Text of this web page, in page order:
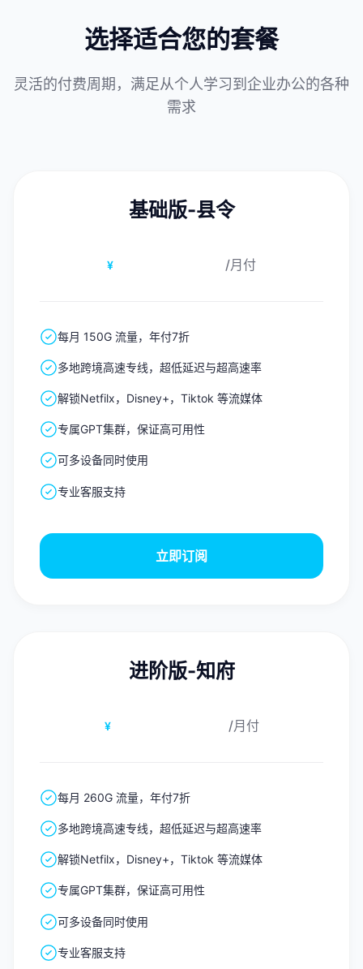
选择适合您的套餐
灵活的付费周期，满足从个人学习到企业办公的各种
需求
基础版-县令
¥ /月付
每月 150G 流量，年付7折
多地跨境高速专线，超低延迟与超高速率
解锁Netfilx，Disney+，Tiktok 等流媒体
专属GPT集群，保证高可用性
可多设备同时使用
专业客服支持
立即订阅
进阶版-知府
¥25.00 /月付
每月 260G 流量，年付7折
多地跨境高速专线，超低延迟与超高速率
解锁Netfilx，Disney+，Tiktok 等流媒体
专属GPT集群，保证高可用性
可多设备同时使用
专业客服支持